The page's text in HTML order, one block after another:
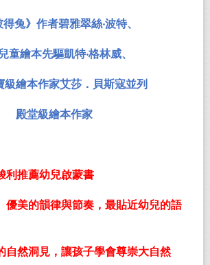
得兔》作者碧雅翠絲‧波特、
童繪本先驅凱特‧格林威、
級繪本作家艾莎．貝斯寇並列
殿堂級繪本作家
利推薦幼兒啟蒙書
優美的韻律與節奏，最貼近幼兒的語
自然洞見，讓孩子學會尊崇大自然